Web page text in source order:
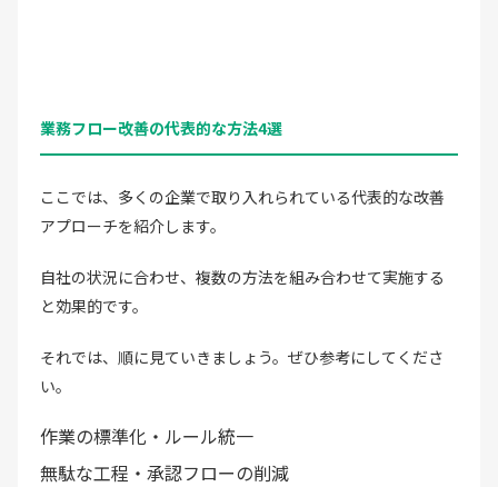
業務フロー改善の代表的な方法4選
ここでは、多くの企業で取り入れられている代表的な改善
アプローチを紹介します。
自社の状況に合わせ、複数の方法を組み合わせて実施する
と効果的です。
それでは、順に見ていきましょう。ぜひ参考にしてくださ
い。
作業の標準化・ルール統一
無駄な工程・承認フローの削減